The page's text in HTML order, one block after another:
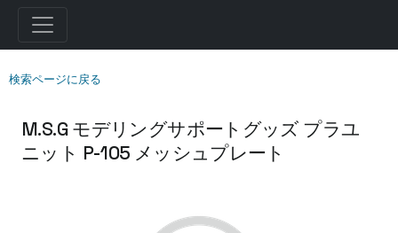
検索ページに戻る
M.S.G モデリングサポートグッズ プラユ
ニット P-105 メッシュプレート